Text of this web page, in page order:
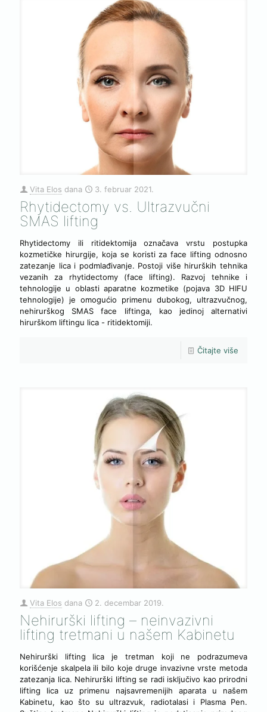
Vita Elos dana 3. februar 2021.
Rhytidectomy vs. Ultrazvučni
SMAS lifting
Rhytidectomy ili ritidektomija označava vrstu postupka
kozmetičke hirurgije, koja se koristi za face lifting odnosno
zatezanje lica i podmlađivanje. Postoji više hirurških tehnika
vezanih za rhytidectomy (face lifting). Razvoj tehnike i
tehnologije u oblasti aparatne kozmetike (pojava 3D HIFU
tehnologije) je omogućio primenu dubokog, ultrazvučnog,
nehirurškog SMAS face liftinga, kao jedinoj alternativi
hirurškom liftingu lica - ritidektomiji.
Čitajte više
Vita Elos dana 2. decembar 2019.
Nehirurški lifting – neinvazivni
lifting tretmani u našem Kabinetu
Nehirurški lifting lica je tretman koji ne podrazumeva
korišćenje skalpela ili bilo koje druge invazivne vrste metoda
zatezanja lica. Nehirurški lifting se radi isključivo kao prirodni
lifting lica uz primenu najsavremenijih aparata u našem
Kabinetu, kao što su ultrazvuk, radiotalasi i Plasma Pen.